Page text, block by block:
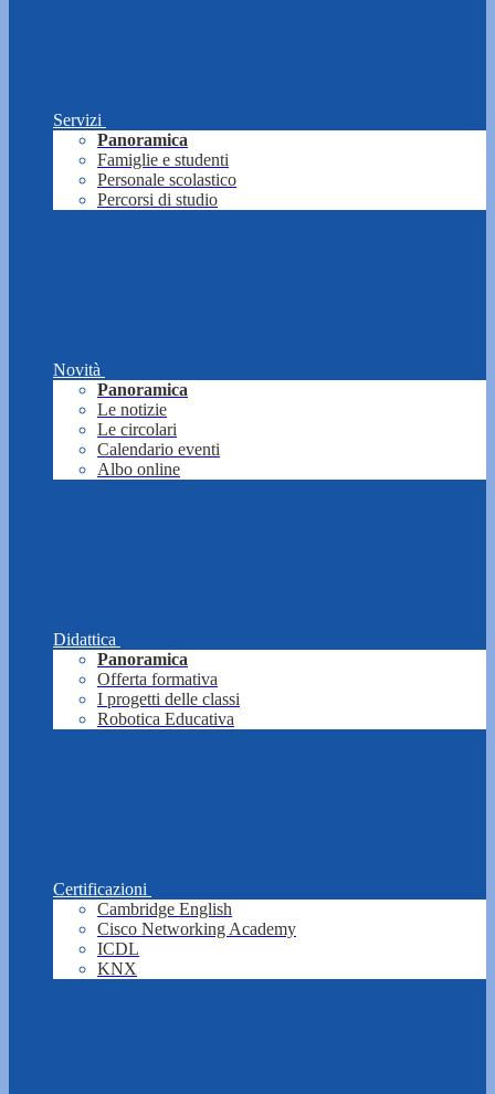
Servizi
Panoramica
Famiglie e studenti
Personale scolastico
Percorsi di studio
Novità
Panoramica
Le notizie
Le circolari
Calendario eventi
Albo online
Didattica
Panoramica
Offerta formativa
I progetti delle classi
Robotica Educativa
Certificazioni
Cambridge English
Cisco Networking Academy
ICDL
KNX